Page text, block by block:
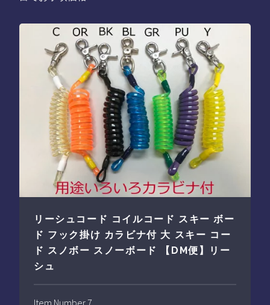
リーシュコード コイルコード スキー ボー
ド フック掛け カラビナ付 大 スキー コー
ド スノボー スノーボード 【DM便】リー
シュ